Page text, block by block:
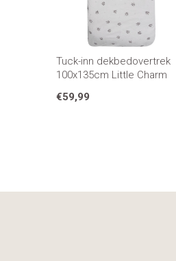
Tuck-inn dekbedovertrek
100x135cm Little Charm
€59,99